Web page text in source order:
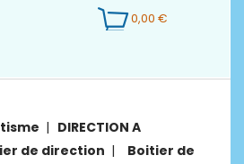
0,00 €
DIRECTION A
de direction
Boitier de